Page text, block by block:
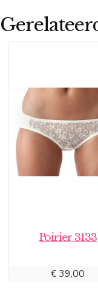
Poirier 3133
€39,00